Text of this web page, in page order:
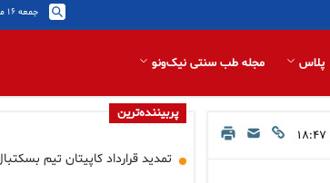
جمعه ۱۶ مرداد ۱۴۰۵
پلاس مجله طب سنتی نیک‌ونو
پربیننده‌ترین
تمدید قرارداد کاپیتان تیم